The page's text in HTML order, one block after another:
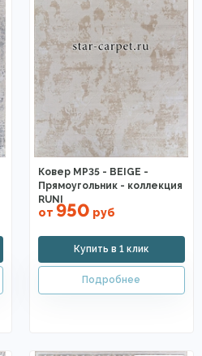
Ковер MP35 - BEIGE -
Прямоугольник - коллекция
RUNI
от 950 руб